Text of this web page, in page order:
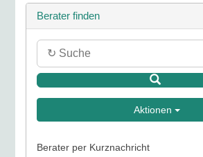
Berater finden
Aktionen
Berater per Kurznachricht